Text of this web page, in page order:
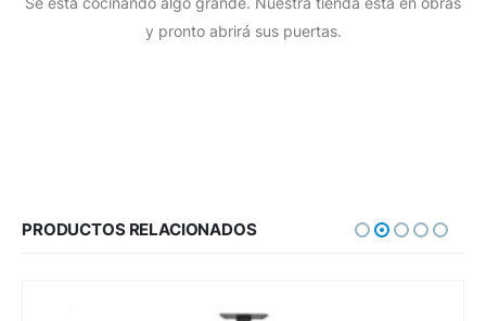
y pronto abrirá sus puertas.
PRODUCTOS RELACIONADOS